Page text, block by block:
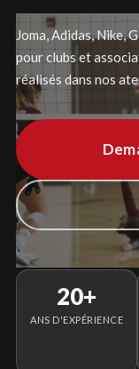
Joma, Adidas, Nike,
pour clubs et
réalisés dans nos
20+
ANS D'EXPÉRIENCE